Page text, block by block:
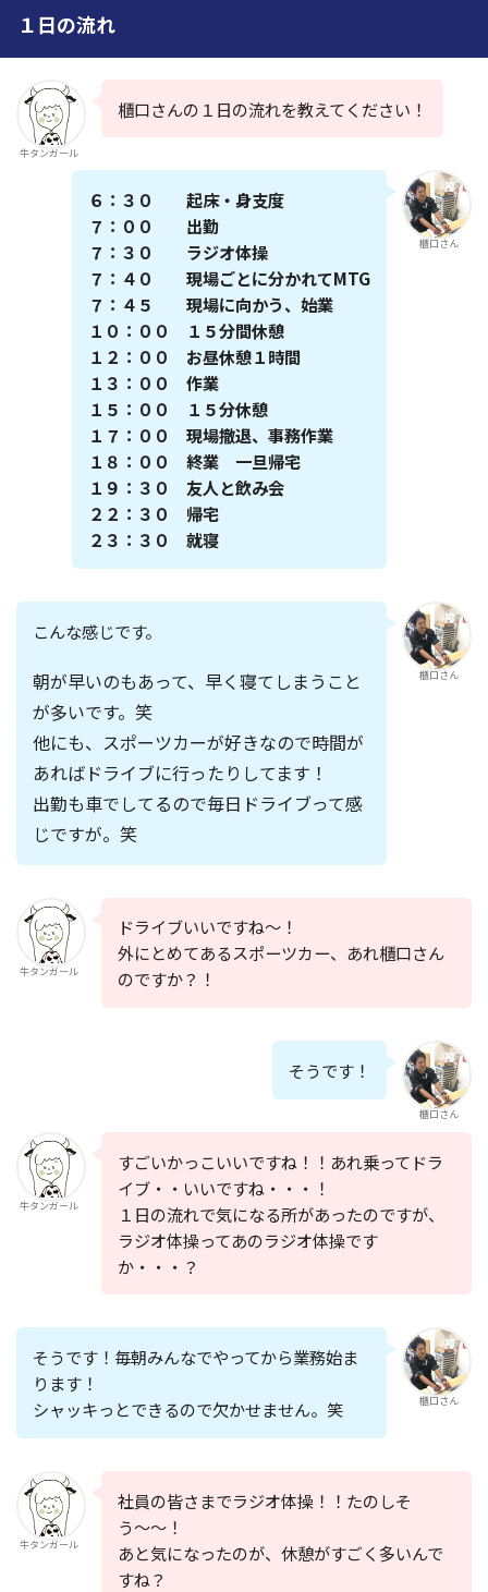
１日の流れ
牛タンガール
櫃口さんの１日の流れを教えてください！
櫃口さん
６：３０ 起床・身支度
７：００ 出勤
７：３０ ラジオ体操
７：４０ 現場ごとに分かれてMTG
７：４５ 現場に向かう、始業
１０：００ １５分間休憩
１２：００ お昼休憩１時間
１３：００ 作業
１５：００ １５分休憩
１７：００ 現場撤退、事務作業
１８：００ 終業 一旦帰宅
１９：３０ 友人と飲み会
２２：３０ 帰宅
２３：３０ 就寝
櫃口さん
こんな感じです。
朝が早いのもあって、早く寝てしまうこと
が多いです。笑
他にも、スポーツカーが好きなので時間が
あればドライブに行ったりしてます！
出勤も車でしてるので毎日ドライブって感
じですが。笑
牛タンガール
ドライブいいですね〜！
外にとめてあるスポーツカー、あれ櫃口さん
のですか？！
櫃口さん
そうです！
牛タンガール
すごいかっこいいですね！！あれ乗ってドラ
イブ・・いいですね・・・！
１日の流れで気になる所があったのですが、
ラジオ体操ってあのラジオ体操です
か・・・？
櫃口さん
そうです！毎朝みんなでやってから業務始ま
ります！
シャッキっとできるので欠かせません。笑
牛タンガール
社員の皆さまでラジオ体操！！たのしそ
う〜〜！
あと気になったのが、休憩がすごく多いんで
すね？